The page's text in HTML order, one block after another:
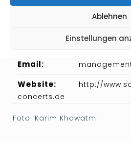
Ablehnen
Einstellungen
+ 49 2836 9
Email:
Website:
http://
concerts.de
Foto: Karim Khawatmi